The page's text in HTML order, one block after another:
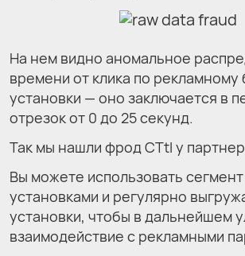
На нем видно аномальное
времени от клика по рекламному
установки — оно заключается в
отрезок от 0 до 25 секунд.
Так мы нашли фрод CTtI у
Вы можете использовать
установками и регулярно
установки, чтобы в дальнейшем
взаимодействие с рекламными